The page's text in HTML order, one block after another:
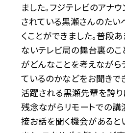
ました。フジテレビのアナ
されている黒瀬さんのた
くことができました。普段
ないテレビ局の舞台裏のこ
がどんなことを考えなが
ているのかなどをお聞きで
活躍される黒瀬先輩を誇り
残念ながらリモートでの講
接お話を聞く機会があると